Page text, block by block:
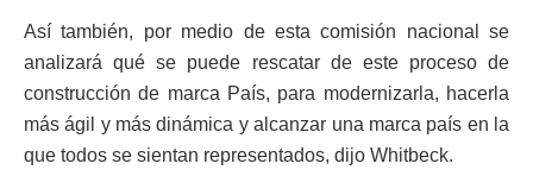
Así también, por medio de esta comisión nacional se
analizará qué se puede rescatar de este proceso de
construcción de marca País, para modernizarla, hacerla
más ágil y más dinámica y alcanzar una marca país en la
que todos se sientan representados, dijo Whitbeck.